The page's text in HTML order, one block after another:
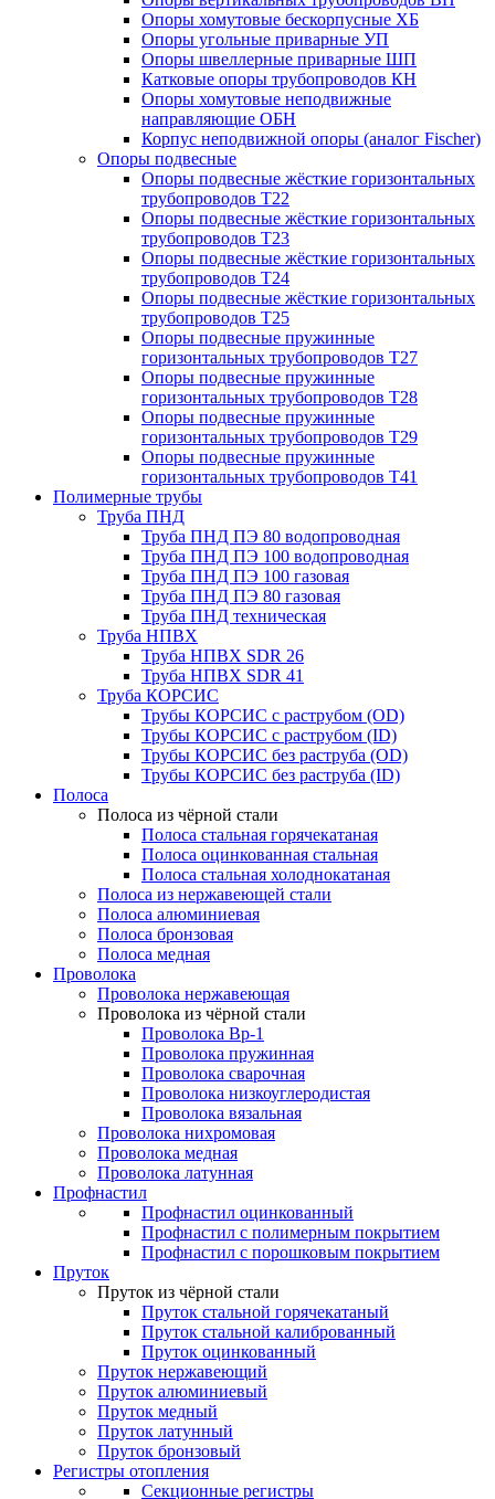
Опоры хомутовые бескорпусные ХБ
Опоры угольные приварные УП
Опоры швеллерные приварные ШП
Катковые опоры трубопроводов КН
Опоры хомутовые неподвижные
направляющие ОБН
Корпус неподвижной опоры (аналог Fischer)
Опоры подвесные
Опоры подвесные жёсткие горизонтальных
трубопроводов Т22
Опоры подвесные жёсткие горизонтальных
трубопроводов Т23
Опоры подвесные жёсткие горизонтальных
трубопроводов Т24
Опоры подвесные жёсткие горизонтальных
трубопроводов Т25
Опоры подвесные пружинные
горизонтальных трубопроводов Т27
Опоры подвесные пружинные
горизонтальных трубопроводов Т28
Опоры подвесные пружинные
горизонтальных трубопроводов Т29
Опоры подвесные пружинные
горизонтальных трубопроводов Т41
Полимерные трубы
Труба ПНД
Труба ПНД ПЭ 80 водопроводная
Труба ПНД ПЭ 100 водопроводная
Труба ПНД ПЭ 100 газовая
Труба ПНД ПЭ 80 газовая
Труба ПНД техническая
Труба НПВХ
Труба НПВХ SDR 26
Труба НПВХ SDR 41
Труба КОРСИС
Трубы КОРСИС с раструбом (OD)
Трубы КОРСИС с раструбом (ID)
Трубы КОРСИС без раструба (OD)
Трубы КОРСИС без раструба (ID)
Полоса
Полоса из чёрной стали
Полоса стальная горячекатаная
Полоса оцинкованная стальная
Полоса стальная холоднокатаная
Полоса из нержавеющей стали
Полоса алюминиевая
Полоса бронзовая
Полоса медная
Проволока
Проволока нержавеющая
Проволока из чёрной стали
Проволока Вр-1
Проволока пружинная
Проволока сварочная
Проволока низкоуглеродистая
Проволока вязальная
Проволока нихромовая
Проволока медная
Проволока латунная
Профнастил
Профнастил оцинкованный
Профнастил с полимерным покрытием
Профнастил с порошковым покрытием
Пруток
Пруток из чёрной стали
Пруток стальной горячекатаный
Пруток стальной калиброванный
Пруток оцинкованный
Пруток нержавеющий
Пруток алюминиевый
Пруток медный
Пруток латунный
Пруток бронзовый
Регистры отопления
Секционные регистры